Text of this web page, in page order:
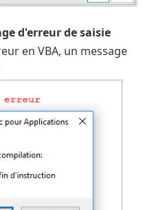
d'erreur de saisie
en VBA, un message